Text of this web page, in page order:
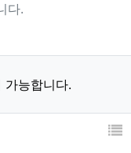
다.
가능합니다.